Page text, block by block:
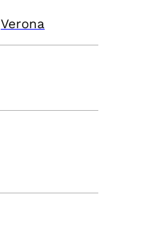
Verona